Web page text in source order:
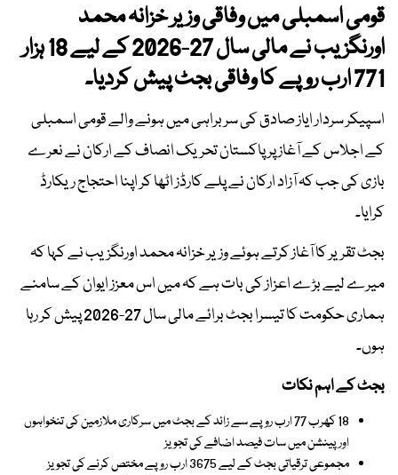
قومی اسمبلی میں وفاقی وزیر خزانہ محمد
اورنگزیب نے مالی سال 27-2026 کے لیے 18 ہزار
771 ارب روپے کا وفاقی بجٹ پیش کردیا۔
اسپیکر سردار ایاز صادق کی سربراہی میں ہونے والے قومی اسمبلی
کے اجلاس کے آغاز پر پاکستان تحریک انصاف کے ارکان نے نعرے
بازی کی جب کہ آزاد ارکان نے پلے کارڈز اٹھا کر اپنا احتجاج ریکارڈ
کرایا۔
بجٹ تقریر کا آغاز کرتے ہوئے وزیر خزانہ محمد اورنگزیب نے کہا کہ
میرے لیے بڑے اعزاز کی بات ہے کہ میں اس معزز ایوان کے سامنے
ہماری حکومت کا تیسرا بجٹ برائے مالی سال 27-2026 پیش کر رہا
ہوں۔
بجٹ کے اہم نکات
18 کھرب 77 ارب روپے سے زائد کے بجٹ میں سرکاری ملازمین کی تنخواہوں
اور پینشن میں سات فیصد اضافے کی تجویز
مجموعی ترقیاتی بجٹ کے لیے 3675 ارب روپے مختص کرنے کی تجویز